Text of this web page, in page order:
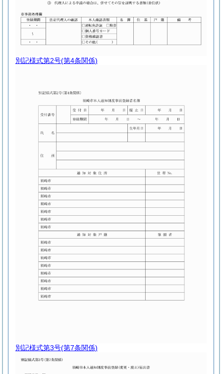
別記様式第2号(第4条関係)
別記様式第3号(第7条関係)